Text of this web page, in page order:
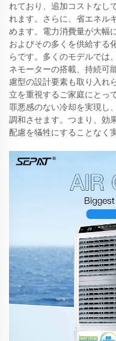
れており、追加コストなし
れます。さらに、省エネル
めます。電力消費量が大幅
およびその多くを供給する
らです。多くのモデルでは
ネモーターの搭載、持続可
慮型の設計要素も取り入れ
立を重視するご家庭にとっ
罪悪感のない冷却を実現し
調和させます。つまり、効
配慮を犠牲にすることなく